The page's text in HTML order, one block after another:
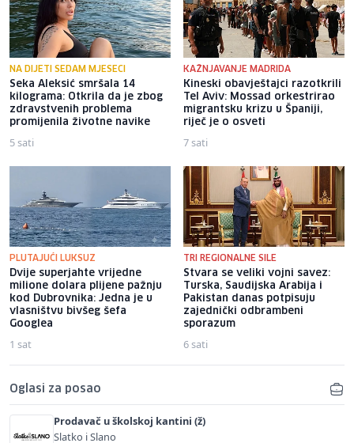
NA DIJETI SEDAM MJESECI
Seka Aleksić smršala 14
kilograma: Otkrila da je zbog
zdravstvenih problema
promijenila životne navike
5 sati
KAŽNJAVANJE MADRIDA
Kineski obavještajci razotkrili
Tel Aviv: Mossad orkestrirao
migrantsku krizu u Španiji,
riječ je o osveti
7 sati
PLUTAJUĆI LUKSUZ
Dvije superjahte vrijedne
milione dolara plijene pažnju
kod Dubrovnika: Jedna je u
vlasništvu bivšeg šefa
Googlea
1 sat
TRI REGIONALNE SILE
Stvara se veliki vojni savez:
Turska, Saudijska Arabija i
Pakistan danas potpisuju
zajednički odbrambeni
sporazum
6 sati
Oglasi za posao
Prodavač u školskoj kantini (ž)
Slatko i Slano